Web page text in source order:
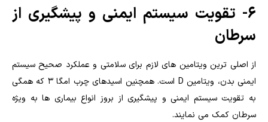
۶- تقویت سیستم ایمنی و پیشگیری از
سرطان
از اصلی ترین ویتامین های لازم برای سلامتی و عملکرد صحیح سیستم
ایمنی بدن، ویتامین D است. همچنین اسیدهای چرب امگا ۳ که همگی
به تقویت سیستم ایمنی و پیشگیری از بروز انواع بیماری ها به ویژه
سرطان کمک می نمایند.